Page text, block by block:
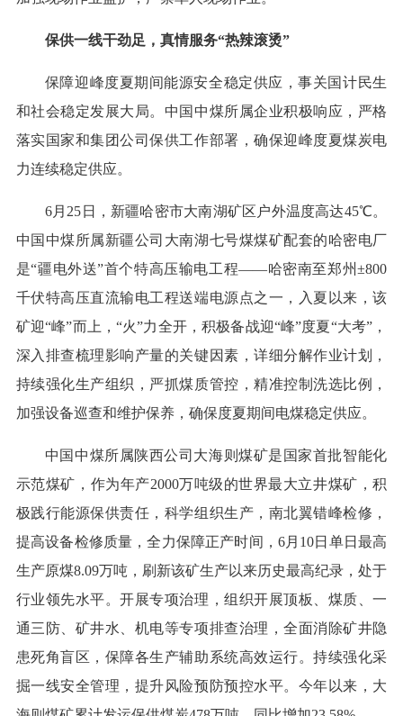
保供一线干劲足，真情服务“热辣滚烫”
保障迎峰度夏期间能源安全稳定供应，事关国计民生
和社会稳定发展大局。中国中煤所属企业积极响应，严格
落实国家和集团公司保供工作部署，确保迎峰度夏煤炭电
力连续稳定供应。
6月25日，新疆哈密市大南湖矿区户外温度高达45℃。
中国中煤所属新疆公司大南湖七号煤煤矿配套的哈密电厂
是“疆电外送”首个特高压输电工程——哈密南至郑州±800
千伏特高压直流输电工程送端电源点之一，入夏以来，该
矿迎“峰”而上，“火”力全开，积极备战迎“峰”度夏“大考”，
深入排查梳理影响产量的关键因素，详细分解作业计划，
持续强化生产组织，严抓煤质管控，精准控制洗选比例，
加强设备巡查和维护保养，确保度夏期间电煤稳定供应。
中国中煤所属陕西公司大海则煤矿是国家首批智能化
示范煤矿，作为年产2000万吨级的世界最大立井煤矿，积
极践行能源保供责任，科学组织生产，南北翼错峰检修，
提高设备检修质量，全力保障正产时间，6月10日单日最高
生产原煤8.09万吨，刷新该矿生产以来历史最高纪录，处于
行业领先水平。开展专项治理，组织开展顶板、煤质、一
通三防、矿井水、机电等专项排查治理，全面消除矿井隐
患死角盲区，保障各生产辅助系统高效运行。持续强化采
掘一线安全管理，提升风险预防预控水平。今年以来，大